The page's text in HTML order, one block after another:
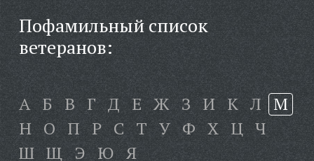
Пофамильный список
ветеранов:
А Б В Г Д Е Ж З И К Л М
Н О П Р С Т У Ф Х Ц Ч
Ш Щ Э Ю Я